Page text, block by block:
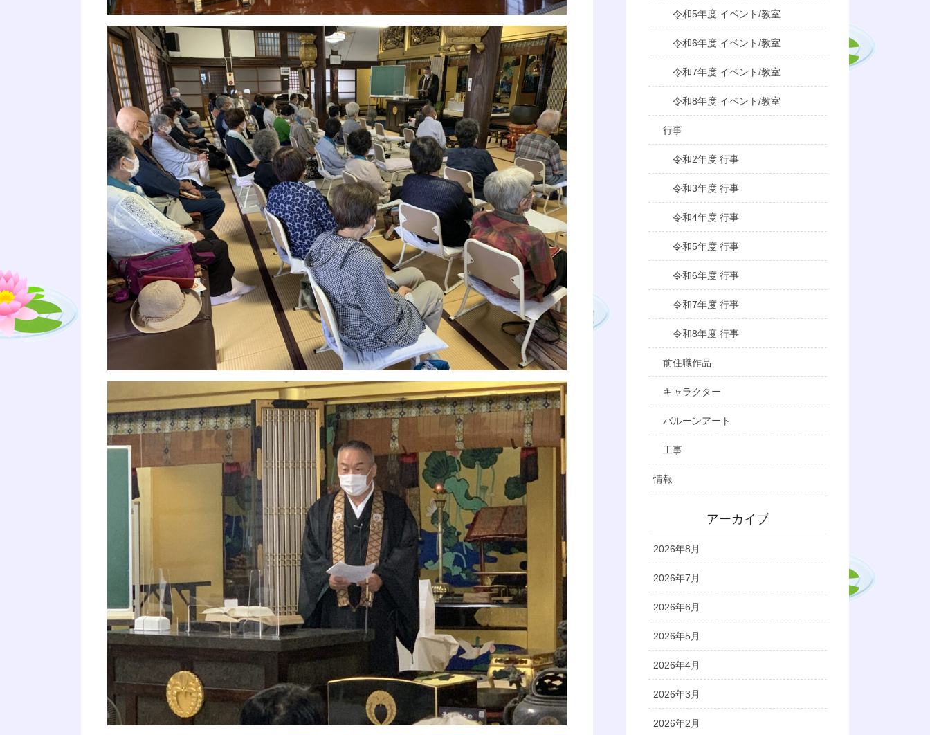
令和5年度 イベント/教室
令和6年度 イベント/教室
令和7年度 イベント/教室
令和8年度 イベント/教室
行事
令和2年度 行事
令和3年度 行事
令和4年度 行事
令和5年度 行事
令和6年度 行事
令和7年度 行事
令和8年度 行事
前住職作品
キャラクター
バルーンアート
工事
情報
アーカイブ
2026年8月
2026年7月
2026年6月
2026年5月
2026年4月
2026年3月
2026年2月